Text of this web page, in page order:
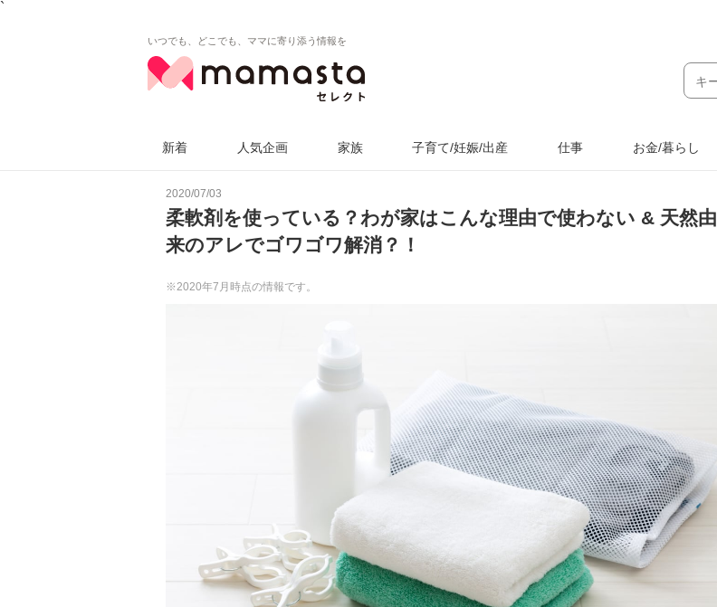
`
いつでも、どこでも、ママに寄り添う情報を
新着 人気企画 家族 子育て/妊娠/出産 仕事 お金/暮らし
2020/07/03
柔軟剤を使っている？わが家はこんな理由で使わない & 天然由
来のアレでゴワゴワ解消？！
※2020年7月時点の情報です。